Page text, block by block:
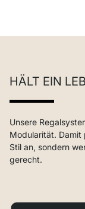
HÄLT EIN
Unsere
Modularität. Damit
Stil an, sondern
gerecht.